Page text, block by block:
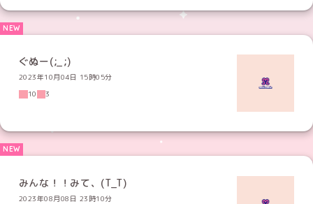
ぐぬー(;_;)
2023年10月04日 15時05分
10
3
みんな！！みて、(T_T)
2023年08月08日 23時10分